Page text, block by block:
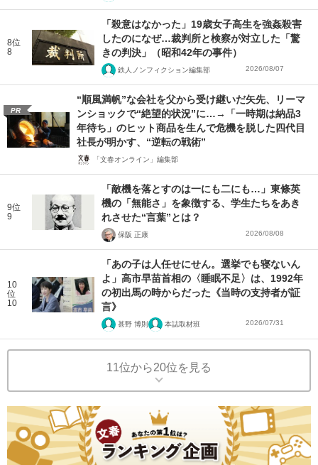
8位
8
「殺意はなかった」19歳女子高生を強姦殺害
したのになぜ…裁判所と検察が対立した「驚
きの判決」（昭和42年の事件）
鉄人ノンフィクション編集部 2026/08/07
PR
“順風満帆”な会社を父から受け継いだ矢先、リーマ
ンショックで“絶望的状況”に…→「一時期は納品3
年待ち」のヒット商品を生んで危機を脱した四代目
社長が明かす、“逆転の戦術”
「文春オンライン」編集部
9位
9
「敵機を落とすのは一にも二にも…」東條英
機の「無能さ」を象徴する、学生たちをあき
れさせた“言葉”とは？
保阪 正康 2026/08/08
10
位
10
「あの子は人任せにせん。選挙でも寝ないん
よ」高市早苗首相の〈睡眠不足〉は、1992年
の初出馬の時からだった《当時の支持者が証
言》
甚野 博則 本誌取材班 2026/07/31
11位から20位を見る